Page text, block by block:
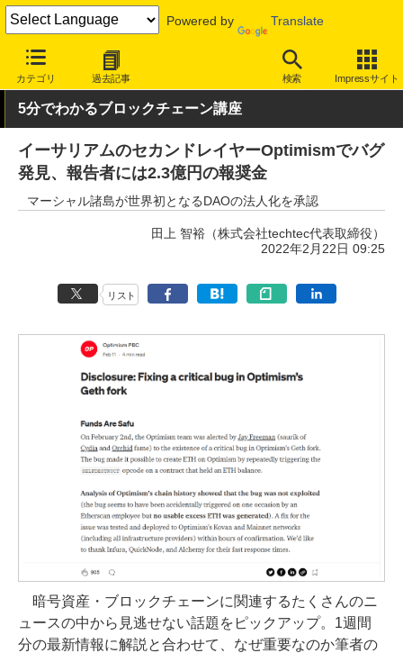
Powered by Translate
カテゴリ 過去記事 検索 Impressサイト
INTERNET Watch トピック ブロックチェーン
5分でわかるブロックチェーン講座
イーサリアムのセカンドレイヤーOptimismでバグ
発見、報告者には2.3億円の報奨金
マーシャル諸島が世界初となるDAOの法人化を承認
田上 智裕（株式会社techtec代表取締役）
2022年2月22日 09:25
リスト
暗号資産・ブロックチェーンに関連するたくさんのニ
ュースの中から見逃せない話題をピックアップ。1週間
分の最新情報に解説と合わせて、なぜ重要なのか筆者の